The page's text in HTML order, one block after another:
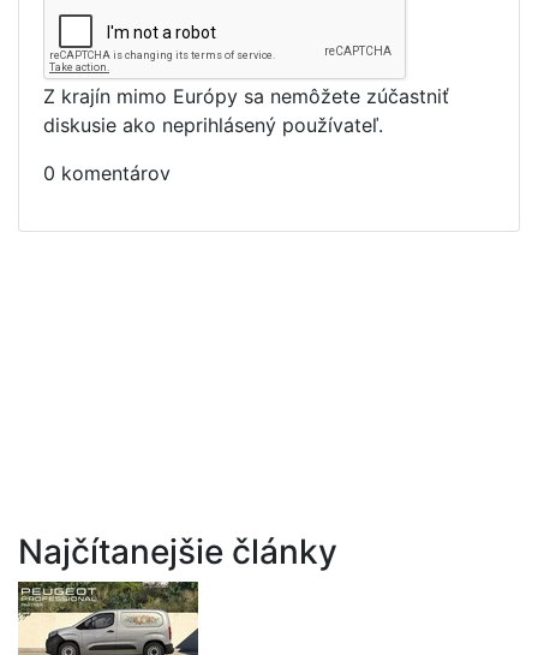
Z krajín mimo Európy sa nemôžete zúčastniť
diskusie ako neprihlásený používateľ.
0 komentárov
Najčítanejšie články